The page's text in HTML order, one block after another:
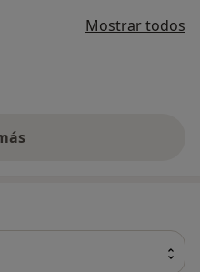
Mostrar todos